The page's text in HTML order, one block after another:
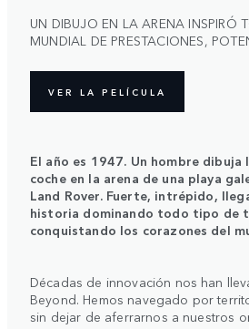
UN DIBUJO EN LA ARENA INSPIRÓ
MUNDIAL DE PRESTACIONES,
VER LA PELÍCULA
El año es 1947. Un hombre dibuja
coche en la arena de una playa
Land Rover. Fuerte, intrépido,
historia dominando todo tipo de
conquistando los corazones del
Décadas de innovación nos han
Beyond. Hemos navegado por
sin dejar de aferrarnos a nuestros